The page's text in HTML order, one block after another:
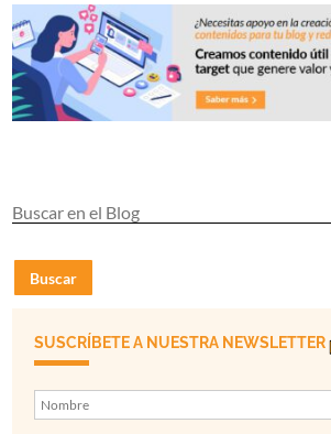
Buscar
SUSCRÍBETE A NUESTRA NEWSLETTER